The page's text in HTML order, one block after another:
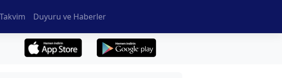
Duyuru ve Haberler